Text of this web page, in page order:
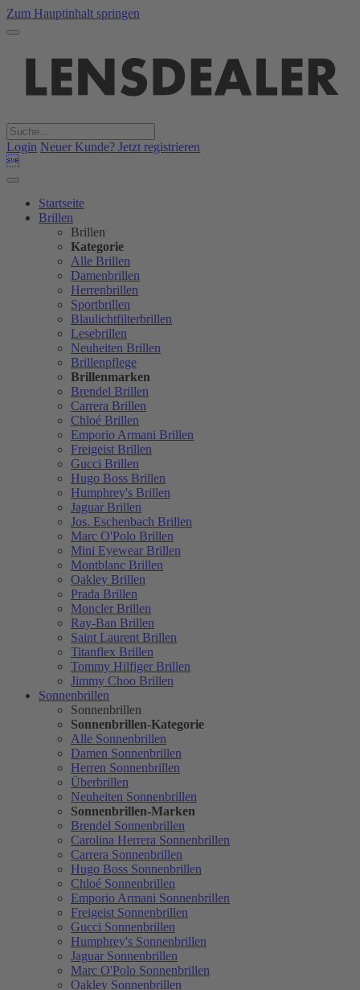
Zum Hauptinhalt springen
Login Neuer Kunde? Jetzt registrieren

Startseite
Brillen
Brillen
Kategorie
Alle Brillen
Damenbrillen
Herrenbrillen
Sportbrillen
Blaulichtfilterbrillen
Lesebrillen
Neuheiten Brillen
Brillenpflege
Brillenmarken
Brendel Brillen
Carrera Brillen
Chloé Brillen
Emporio Armani Brillen
Freigeist Brillen
Gucci Brillen
Hugo Boss Brillen
Humphrey's Brillen
Jaguar Brillen
Jos. Eschenbach Brillen
Marc O'Polo Brillen
Mini Eyewear Brillen
Montblanc Brillen
Oakley Brillen
Prada Brillen
Moncler Brillen
Ray-Ban Brillen
Saint Laurent Brillen
Titanflex Brillen
Tommy Hilfiger Brillen
Jimmy Choo Brillen
Sonnenbrillen
Sonnenbrillen
Sonnenbrillen-Kategorie
Alle Sonnenbrillen
Damen Sonnenbrillen
Herren Sonnenbrillen
Überbrillen
Neuheiten Sonnenbrillen
Sonnenbrillen-Marken
Brendel Sonnenbrillen
Carolina Herrera Sonnenbrillen
Carrera Sonnenbrillen
Hugo Boss Sonnenbrillen
Chloé Sonnenbrillen
Emporio Armani Sonnenbrillen
Freigeist Sonnenbrillen
Gucci Sonnenbrillen
Humphrey's Sonnenbrillen
Jaguar Sonnenbrillen
Marc O'Polo Sonnenbrillen
Oakley Sonnenbrillen